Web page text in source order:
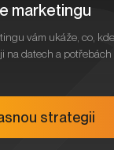
marketingu
vám ukáže, co,
na datech a
strategii